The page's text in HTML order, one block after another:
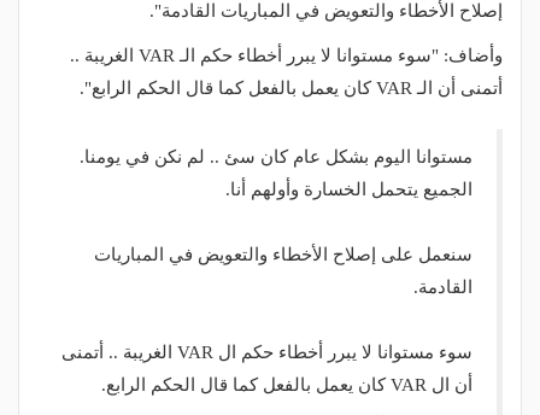
إصلاح الأخطاء والتعويض في المباريات القادمة".
وأضاف: "سوء مستوانا لا يبرر أخطاء حكم الـ VAR الغريبة ..
أتمنى أن الـ VAR كان يعمل بالفعل كما قال الحكم الرابع".
مستوانا اليوم بشكل عام كان سئ .. لم نكن في يومنا.
الجميع يتحمل الخسارة وأولهم أنا.
سنعمل على إصلاح الأخطاء والتعويض في المباريات
القادمة.
سوء مستوانا لا يبرر أخطاء حكم ال VAR الغريبة .. أتمنى
أن ال VAR كان يعمل بالفعل كما قال الحكم الرابع.